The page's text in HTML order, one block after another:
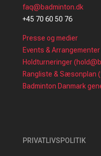
faq@badminton.dk
+45 70 60 50 76
Presse og medier
Events &
Holdturneringer
Rangliste & Sæsonplan
Badminton Danmark
PRIVATLIVSPOLITIK